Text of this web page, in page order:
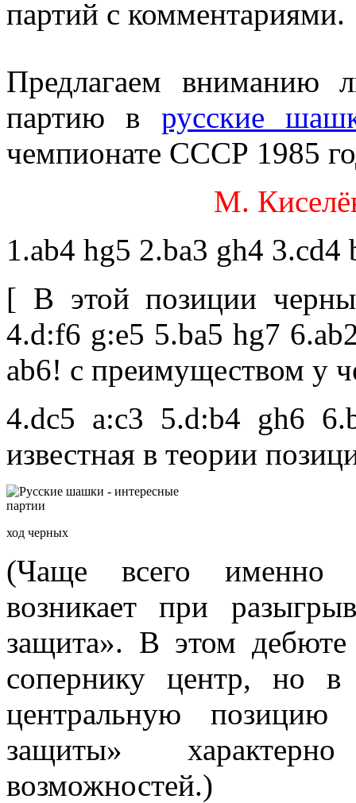
партий с комментариями.
Предлагаем вниманию
партию в русские
чемпионате СССР 1985
М.
1.ab4 hg5 2.ba3 gh4 3.cd4
[ В этой позиции
4.d:f6 g:e5 5.ba5 hg7
ab6! с преимуществом у
4.dc5 a:c3 5.d:b4 gh6
известная в теории
ход черных
(Чаще всего именно
возникает при
защита». В этом дебюте
сопернику центр, но в
центральную позицию
защиты»
возможностей.)